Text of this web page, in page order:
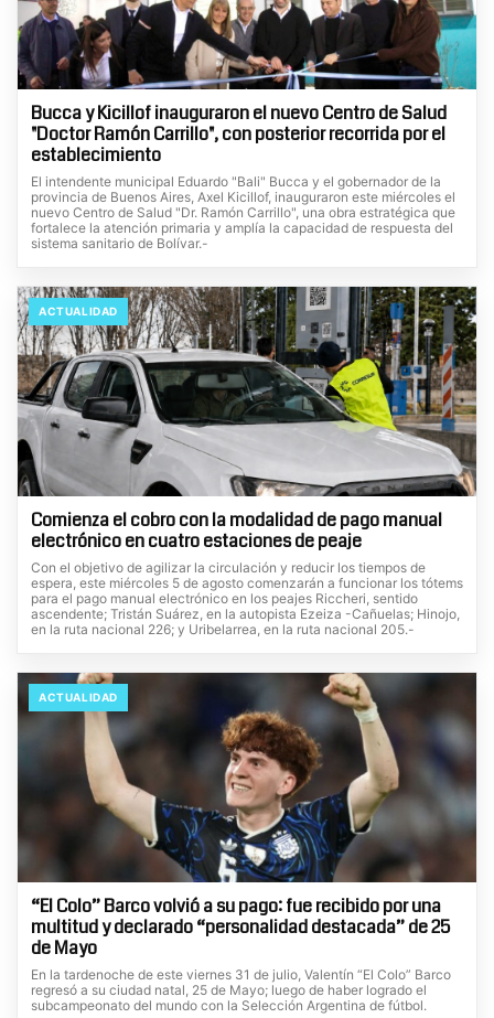
Bucca y Kicillof inauguraron el nuevo Centro de Salud
"Doctor Ramón Carrillo", con posterior recorrida por el
establecimiento
El intendente municipal Eduardo "Bali" Bucca y el gobernador de la
provincia de Buenos Aires, Axel Kicillof, inauguraron este miércoles el
nuevo Centro de Salud "Dr. Ramón Carrillo", una obra estratégica que
fortalece la atención primaria y amplía la capacidad de respuesta del
sistema sanitario de Bolívar.-
ACTUALIDAD
Comienza el cobro con la modalidad de pago manual
electrónico en cuatro estaciones de peaje
Con el objetivo de agilizar la circulación y reducir los tiempos de
espera, este miércoles 5 de agosto comenzarán a funcionar los tótems
para el pago manual electrónico en los peajes Riccheri, sentido
ascendente; Tristán Suárez, en la autopista Ezeiza -Cañuelas; Hinojo,
en la ruta nacional 226; y Uribelarrea, en la ruta nacional 205.-
ACTUALIDAD
“El Colo” Barco volvió a su pago: fue recibido por una
multitud y declarado “personalidad destacada” de 25
de Mayo
En la tardenoche de este viernes 31 de julio, Valentín “El Colo” Barco
regresó a su ciudad natal, 25 de Mayo; luego de haber logrado el
subcampeonato del mundo con la Selección Argentina de fútbol.